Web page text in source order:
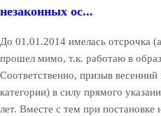
незаконных ос...
До 01.01.2014 имелась отсрочка
прошел мимо, т.к. работаю в
Соответственно, призыв
категории) в силу прямого
лет. Вместе с тем при постановке